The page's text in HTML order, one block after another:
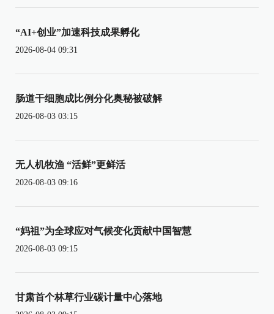
“AI+创业”加速科技成果孵化
2026-08-04 09:31
肠道干细胞成比例分化奥秘被破解
2026-08-03 03:15
无人机牧渔 “活鲜”更鲜活
2026-08-03 09:16
“妈祖”为全球应对气候变化贡献中国智慧
2026-08-03 09:15
甘肃首个林草行业碳计量中心落地